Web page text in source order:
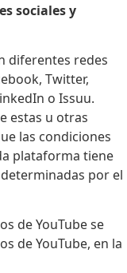
sociales y
diferentes redes
Twitter,
o Issuu.
estas u otras
las condiciones
plataforma tiene
por el
de YouTube se
de YouTube, en la